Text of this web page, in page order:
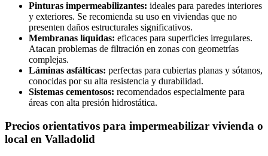
Pinturas impermeabilizantes: ideales para paredes interiores
y exteriores. Se recomienda su uso en viviendas que no
presenten daños estructurales significativos.
Membranas líquidas: eficaces para superficies irregulares.
Atacan problemas de filtración en zonas con geometrías
complejas.
Láminas asfálticas: perfectas para cubiertas planas y sótanos,
conocidas por su alta resistencia y durabilidad.
Sistemas cementosos: recomendados especialmente para
áreas con alta presión hidrostática.
Precios orientativos para impermeabilizar vivienda o
local en Valladolid